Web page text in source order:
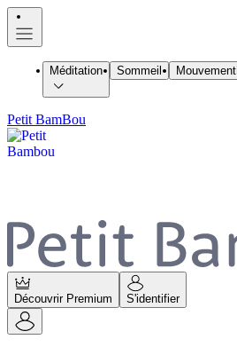
Méditation Sommeil Mouvement
Petit BamBou
Découvrir Premium S'identifier